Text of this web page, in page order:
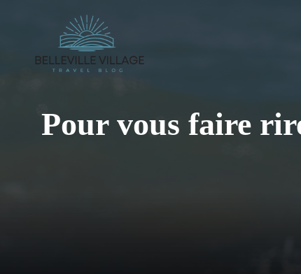
Pour vous faire